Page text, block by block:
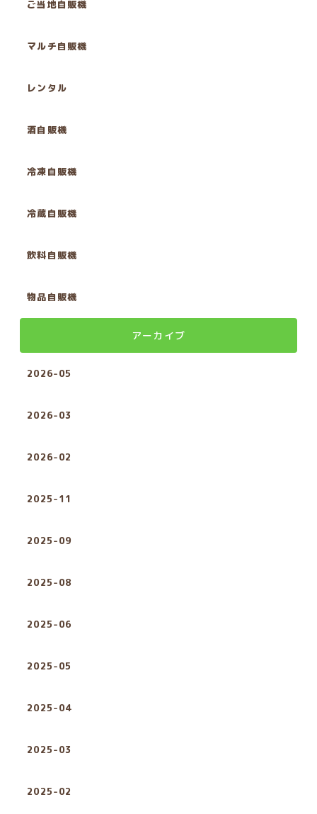
ご当地自販機
マルチ自販機
レンタル
酒自販機
冷凍自販機
冷蔵自販機
飲料自販機
物品自販機
アーカイブ
2026-05
2026-03
2026-02
2025-11
2025-09
2025-08
2025-06
2025-05
2025-04
2025-03
2025-02